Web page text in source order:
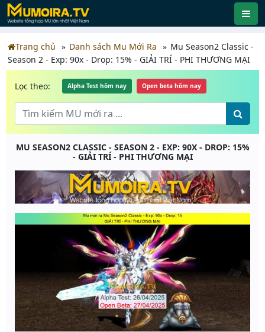
Trang chủ Danh sách Mu Mới Ra
Mu Season2 Classic -
Season 2 - Exp: 90x - Drop: 15% - GIẢI TRÍ - PHI THƯƠNG MẠI
Lọc theo: Alpha Test hôm nay Open beta hôm nay
MU SEASON2 CLASSIC - SEASON 2 - EXP: 90X - DROP: 15%
- GIẢI TRÍ - PHI THƯƠNG MẠI